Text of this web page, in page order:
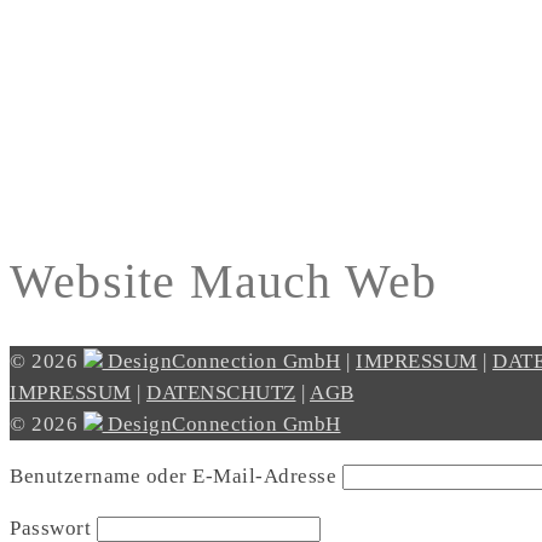
Website Mauch Web
© 2026 DesignConnection GmbH IMPRESSUM
IMPRESSUM
DATENSCHUTZ
AGB
© 2026
DesignConnection GmbH
Benutzername oder E-Mail-Adresse
Passwort